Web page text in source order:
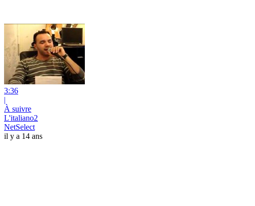
3:36
|
À suivre
L'italiano2
NetSelect
il y a 14 ans